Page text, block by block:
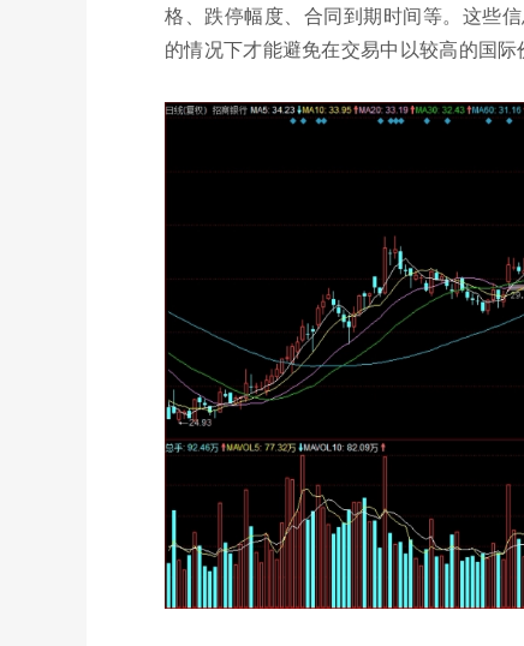
格、跌停幅度、合同到期时间等。这些
的情况下才能避免在交易中以较高的国